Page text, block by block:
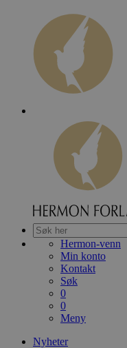
Hermon-venn
Min konto
Kontakt
Søk
0
0
Meny
Nyheter